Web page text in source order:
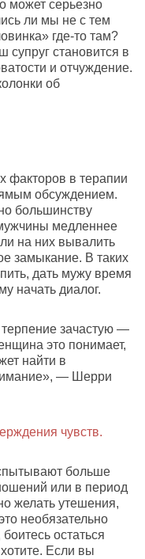
может серьезно
ли мы не с тем
где-то там?
становится в
и отчуждение.
об
факторов в терапии
обсуждением.
большинству
медленнее
на них вывалить
замыкание. В таких
дать мужу время
начать диалог.
зачастую —
это понимает,
найти в
— Шерри
чувств.
больше
или в период
желать утешения,
необязательно
остаться
Если вы